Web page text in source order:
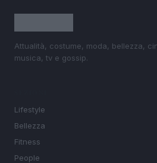
Attualità, costume, moda, bellezza,
musica, tv e gossip.
Lifestyle
Bellezza
Fitness
People